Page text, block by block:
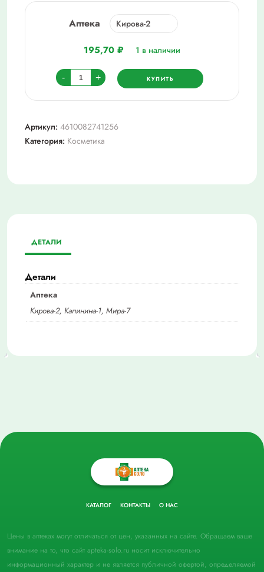
Аптека
195,70 ₽ 1 в наличии
-
Количество
товара
Доктор
№1суставы
без
бальзам
тела
+ КУПИТЬ
Артикул: 4610082741256
Категория: Косметика
ДЕТАЛИ
Детали
Аптека
Кирова-2, Калинина-1, Мира-7
КАТАЛОГ КОНТАКТЫ О НАС
Цены в аптеках могут отличаться от цен, указанных на сайте. Обращаем ваше
внимание на то, что сайт apteka-solo.ru носит исключительно
информационный характер и не является публичной офертой, определяемой